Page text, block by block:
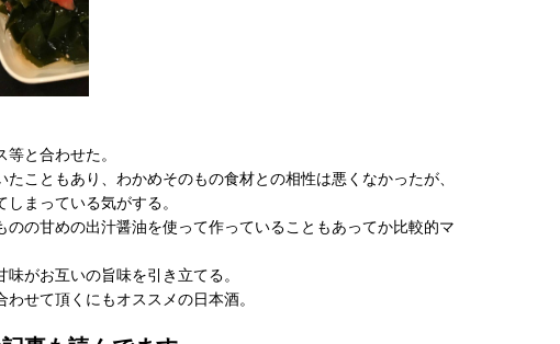
と合わせた。
こともあり、わかめそのもの食材との相性は悪くなかったが、
まっている気がする。
の甘めの出汁醤油を使って作っていることもあってか比較的マ
がお互いの旨味を引き立てる。
せて頂くにもオススメの日本酒。